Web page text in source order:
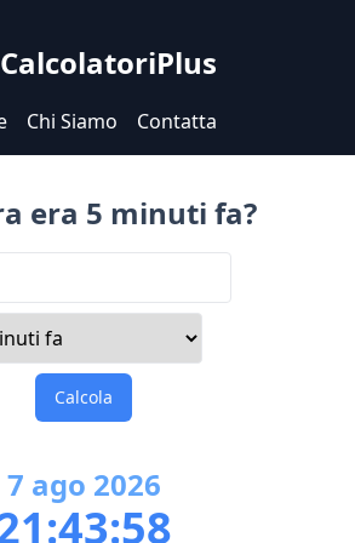
CalcolatoriPlus
Chi Siamo Contatta
era 5 minuti fa?
Calcola
7 ago 2026